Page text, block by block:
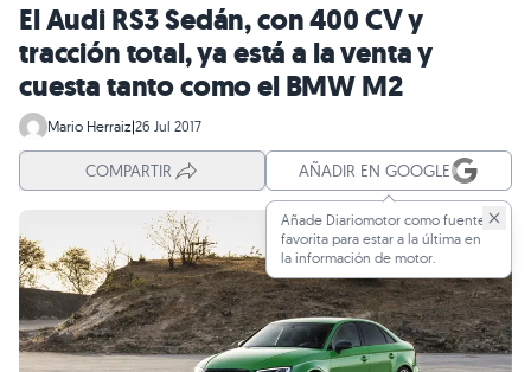
El Audi RS3 Sedán, con 400 CV y
tracción total, ya está a la venta y
cuesta tanto como el BMW M2
Mario Herraiz|26 Jul 2017
COMPARTIR AÑADIR EN GOOGLE
Añade Diariomotor como fuente
favorita para estar a la última en
la información de motor.